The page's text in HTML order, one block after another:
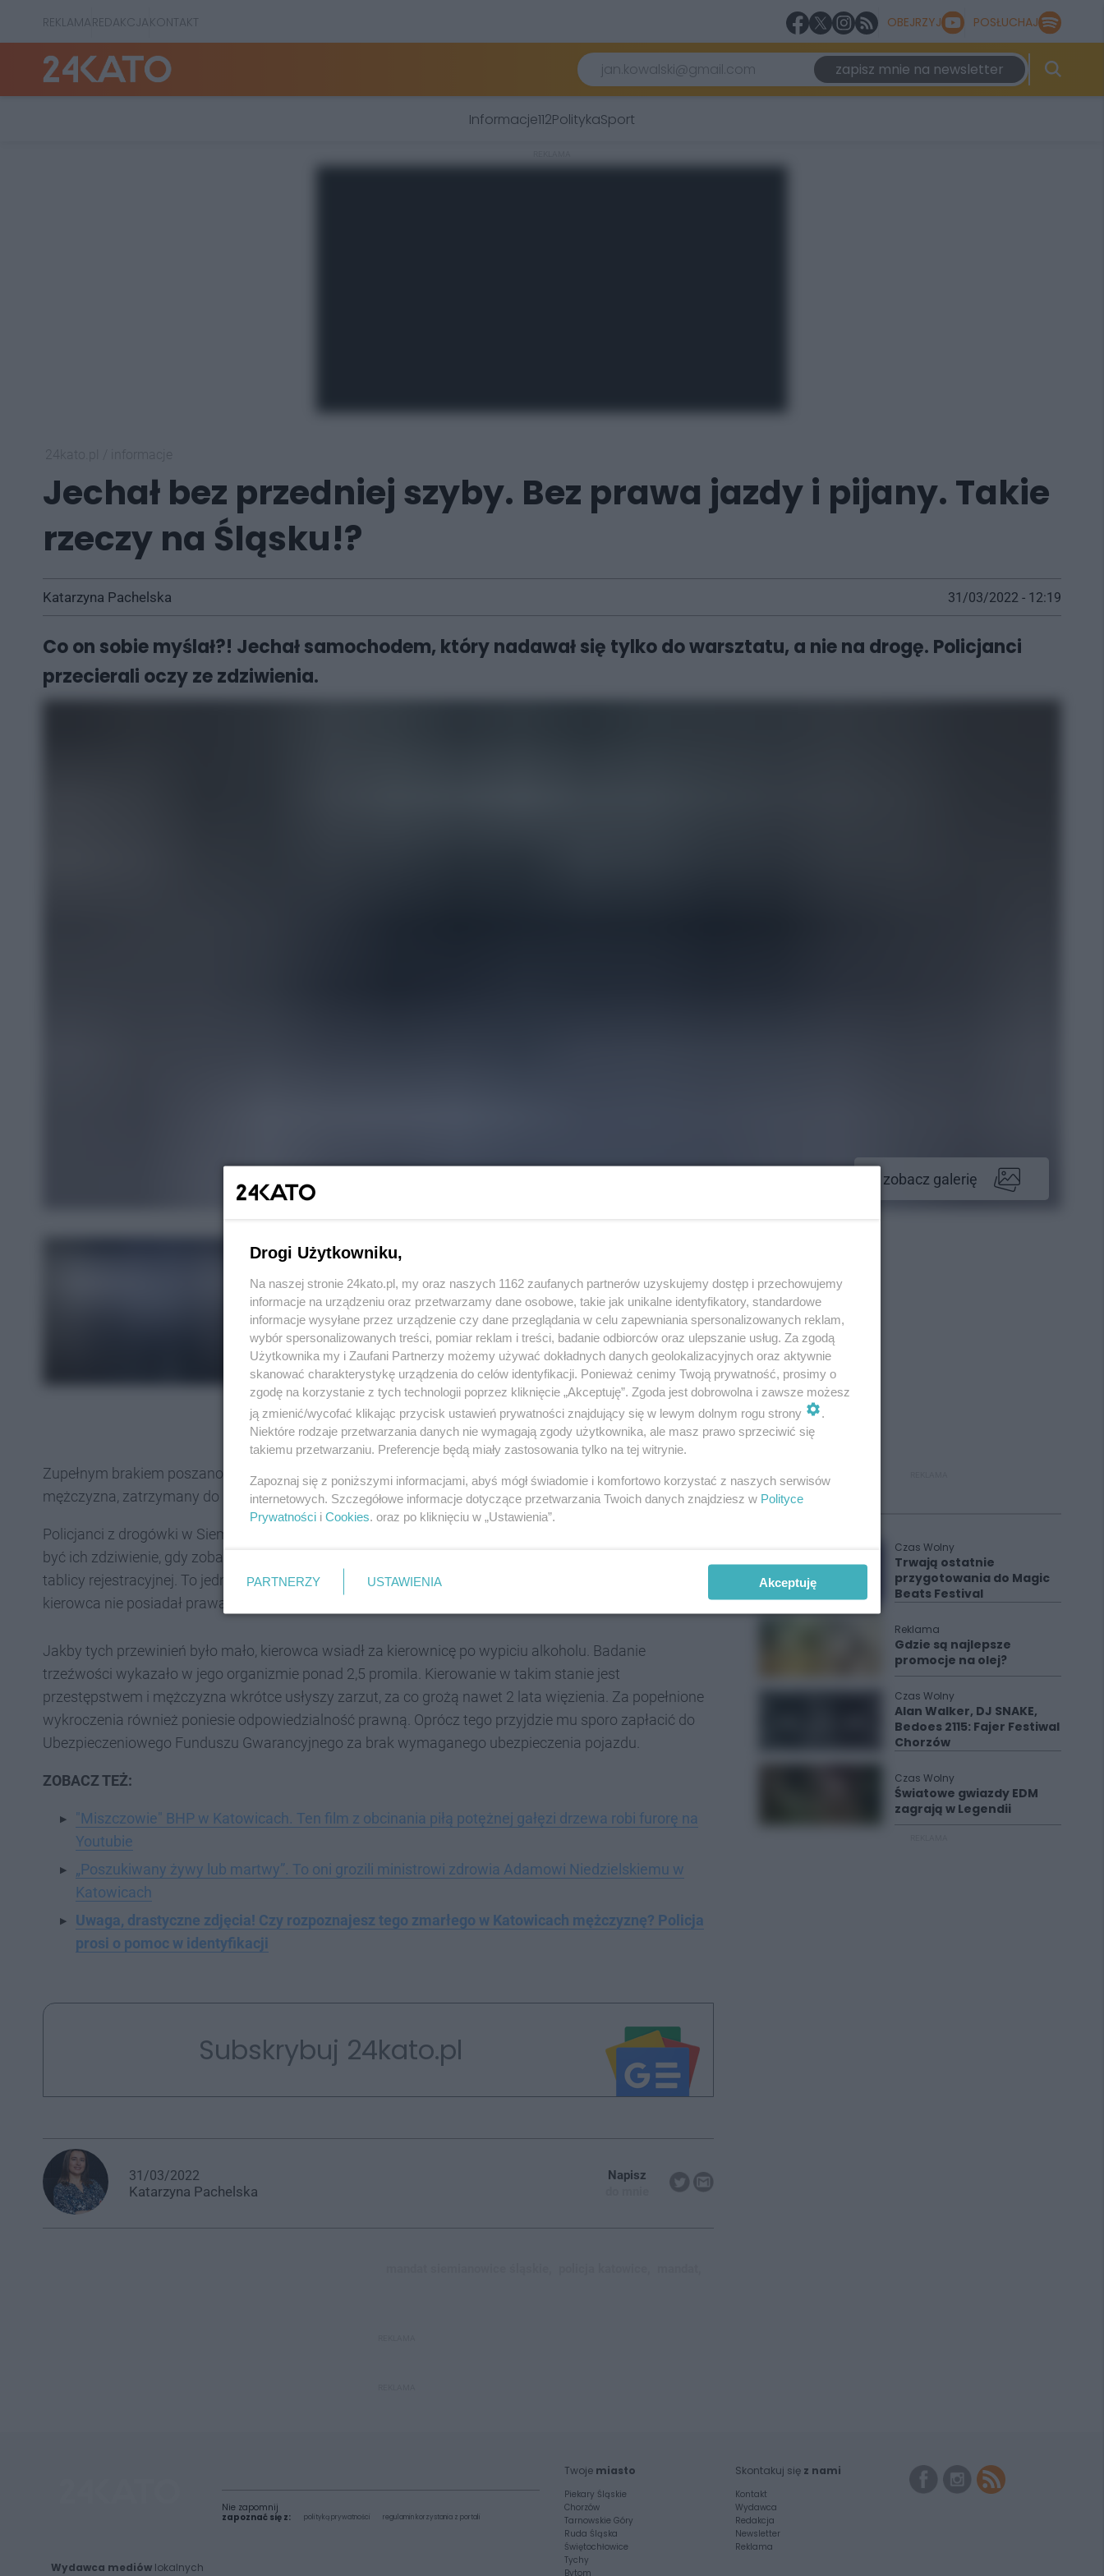
REKLAMAREDAKCJAKONTAKT OBEJRZYJ POSŁUCHAJ
zapisz mnie na newsletter
Informacje112PolitykaSport
Jechał bez przedniej szyby. Bez prawa jazdy i pijany. Takie
rzeczy na Śląsku!?
Katarzyna Pachelska 31/03/2022 - 12:19
Co on sobie myślał?! Jechał samochodem, który nadawał się tylko do warsztatu, a nie na drogę. Policjanci
przecierali oczy ze zdziwienia.
zobacz galerię
REKLAMA
Zupełnym brakiem poszanowania obowiązujących przepisów prawnych wykazał się 46-letni
mężczyzna, zatrzymany do kontroli przez patrol drogówki.
Policjanci z drogówki w Siemianowicach Śląskich zatrzymali do kontroli fiata seicento. Jakie musiało
być ich zdziwienie, gdy zobaczyli, że w aucie nie ma przedniej szyby. W dodatku samochód nie miał też
tablicy rejestracyjnej. To jednak nie wszystko. Okazało się, że osobówka była niesprawna techniczna, jej
kierowca nie posiadał prawa jazdy i nie opłacił obowiązkowego ubezpieczenia OC.
Jakby tych przewinień było mało, kierowca wsiadł za kierownicę po wypiciu alkoholu. Badanie
trzeźwości wykazało w jego organizmie ponad 2,5 promila. Kierowanie w takim stanie jest
przestępstwem i mężczyzna wkrótce usłyszy zarzut, za co grożą nawet 2 lata więzienia. Za popełnione
wykroczenia również poniesie odpowiedzialność prawną. Oprócz tego przyjdzie mu sporo zapłacić do
Ubezpieczeniowego Funduszu Gwarancyjnego za brak wymaganego ubezpieczenia pojazdu.
ZOBACZ TEŻ:
"Miszczowie" BHP w Katowicach. Ten film z obcinania piłą potężnej gałęzi drzewa robi furorę na
Youtubie
„Poszukiwany żywy lub martwy”. To oni grozili ministrowi zdrowia Adamowi Niedzielskiemu w
Katowicach
Uwaga, drastyczne zdjęcia! Czy rozpoznajesz tego zmarłego w Katowicach mężczyznę? Policja
prosi o pomoc w identyfikacji
Subskrybuj 24kato.pl
31/03/2022
Katarzyna Pachelska
Napisz
Czas Wolny
Trwają ostatnie
przygotowania do Magic
Beats Festival
Reklama
Gdzie są najlepsze
promocje na olej?
Czas Wolny
Alan Walker, DJ SNAKE,
Bedoes 2115: Fajer Festiwal
Chorzów
Czas Wolny
Światowe gwiazdy EDM
zagrają w Legendii
Wydawca mediów lokalnych
Nie zapomnij
zapoznać się z:
polityką prywatności regulamin korzystania z portali
Twoje miasto
Piekary Śląskie
Chorzów
Tarnowskie Góry
Ruda Śląska
Świętochłowice
Tychy
Bytom
Skontakuj się z nami
Kontakt
Wydawca
Redakcja
Newsletter
Reklama
Drogi Użytkowniku,
Na naszej stronie 24kato.pl, my oraz naszych 1162 zaufanych partnerów uzyskujemy dostęp i przechowujemy
informacje na urządzeniu oraz przetwarzamy dane osobowe, takie jak unikalne identyfikatory, standardowe
informacje wysyłane przez urządzenie czy dane przeglądania w celu zapewniania spersonalizowanych reklam,
wybór spersonalizowanych treści, pomiar reklam i treści, badanie odbiorców oraz ulepszanie usług. Za zgodą
Użytkownika my i Zaufani Partnerzy możemy używać dokładnych danych geolokalizacyjnych oraz aktywnie
skanować charakterystykę urządzenia do celów identyfikacji. Ponieważ cenimy Twoją prywatność, prosimy o
zgodę na korzystanie z tych technologii poprzez kliknięcie „Akceptuję”. Zgoda jest dobrowolna i zawsze możesz
ją zmienić/wycofać klikając przycisk ustawień prywatności znajdujący się w lewym dolnym rogu strony
Niektóre rodzaje przetwarzania danych nie wymagają zgody użytkownika, ale masz prawo sprzeciwić się
takiemu przetwarzaniu. Preferencje będą miały zastosowania tylko na tej witrynie.
Zapoznaj się z poniższymi informacjami, abyś mógł świadomie i komfortowo korzystać z naszych serwisów
internetowych. Szczegółowe informacje dotyczące przetwarzania Twoich danych znajdziesz w Polityce
Prywatności i Cookies . oraz po kliknięciu w „Ustawienia”.
PARTNERZY USTAWIENIA Akceptuję